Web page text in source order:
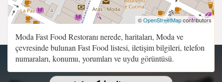
©OpenStreetMapcontributors
Moda Fast Food Restoranı nerede, haritaları, Moda ve
çevresinde bulunan Fast Food listesi, iletişim bilgileri, telefon
numaraları, konumu, yorumları ve uydu görüntüsü.
Copyright 2015 - 2026 | Sitenin Tüm Hakları Saklıdır.